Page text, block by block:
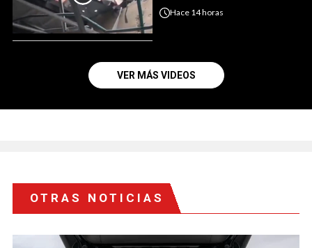
Hace 14 horas
VER MÁS VIDEOS
OTRAS NOTICIAS